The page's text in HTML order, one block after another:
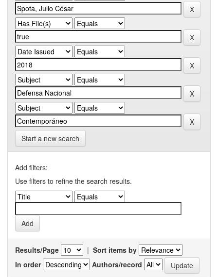
Start a new search
Add filters:
Use filters to refine the search results.
Results/Page | Sort items by
In order
Authors/record